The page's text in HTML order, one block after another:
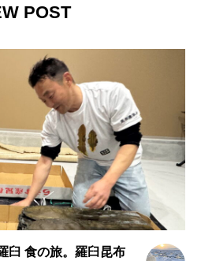
POST
臼 食の旅。羅臼昆布